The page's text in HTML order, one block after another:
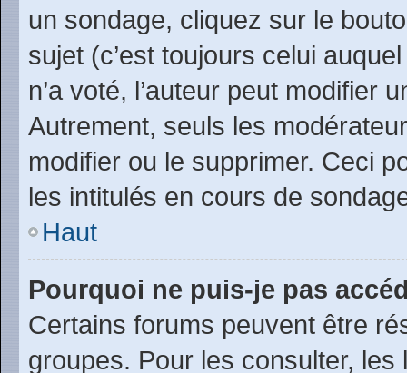
un sondage, cliquez sur le
sujet (c’est toujours celui
n’a voté, l’auteur peut modifier
Autrement, seuls les
modifier ou le supprimer. Ceci
les intitulés en cours de
Haut
Pourquoi ne puis-je pas
Certains forums peuvent être
groupes. Pour les consulter,